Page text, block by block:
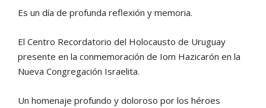
Es un día de profunda reflexión y memoria.
El Centro Recordatorio del Holocausto de Uruguay
presente en la conmemoración de Iom Hazicarón en la
Nueva Congregación Israelita.
Un homenaje profundo y doloroso por los héroes